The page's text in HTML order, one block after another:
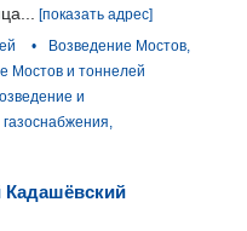
[показать адрес]
•
Возведение Мостов,
Мостов и тоннелей
и